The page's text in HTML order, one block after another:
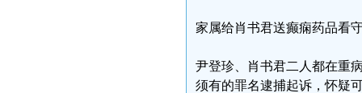
家属给肖书君送癫痫药品看
尹登珍、肖书君二人都在重
须有的罪名逮捕起诉，怀疑